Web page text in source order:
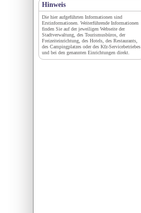
Hinweis
Die hier aufgeführten Informationen sind
Erstinformationen. Weiterführende Informationen
finden Sie auf der jeweiligen Webseite der
Stadtverwaltung, des Tourismusbüros, der
Freizeiteinrichtung, des Hotels, des Restaurants,
des Campingplatzes oder des Kfz-Servicebetriebes
und bei den genannten Einrichtungen direkt.